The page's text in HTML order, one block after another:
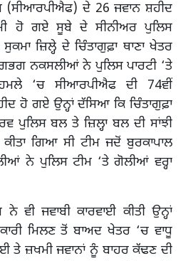
(ਸੀਆਰਪੀਐਫ) ਦੇ 26 ਜਵਾਨ ਸ਼ਹੀਦ
ਹੋ ਗਏ ਸੂਬੇ ਦੇ ਸੀਨੀਅਰ ਪੁਲਿਸ
ਜ਼ਿਲ੍ਹੇ ਦੇ ਚਿੰਤਾਗੁਫ਼ਾ ਥਾਣਾ ਖੇਤਰ
ਨਕਸਲੀਆਂ ਨੇ ਪੁਲਿਸ ਪਾਰਟੀ ‘ਤੇ
‘ਚ ਸੀਆਰਪੀਐਫ ਦੀ 74ਵੀਂ
ਹੋ ਗਏ ਉਨ੍ਹਾਂ ਦੱਸਿਆ ਕਿ ਚਿੰਤਾਗੁਫ਼ਾ
ਪੁਲਿਸ ਬਲ ਤੇ ਜ਼ਿਲ੍ਹਾ ਬਲ ਦੀ ਸਾਂਝੀ
ਗਿਆ ਸੀ ਟੀਮ ਜਦੋਂ ਬੁਰਕਾਪਾਲ
ਨੇ ਪੁਲਿਸ ਟੀਮ ‘ਤੇ ਗੋਲੀਆਂ ਵਰ੍ਹਾ
ਜਵਾਬੀ ਕਾਰਵਾਈ ਕੀਤੀ ਉਨ੍ਹਾਂ
ਮਿਲਣ ਤੋਂ ਬਾਅਦ ਖੇਤਰ ‘ਚ ਵਾਧੂ
ਤੇ ਜ਼ਖਮੀ ਜਵਾਨਾਂ ਨੂੰ ਬਾਹਰ ਕੱਢਣ ਦੀ